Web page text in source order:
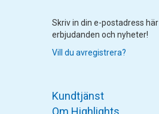
Skriv in din e-postadress
erbjudanden och nyheter!
Vill du avregistrera?
Kundtjänst
Om Highlights